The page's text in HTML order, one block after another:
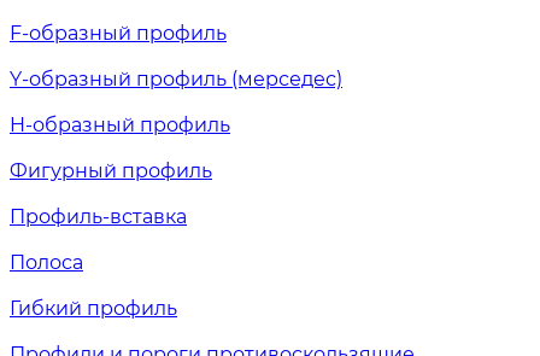
F-образный профиль
Y-образный профиль (мерседес)
H-образный профиль
Фигурный профиль
Профиль-вставка
Полоса
Гибкий профиль